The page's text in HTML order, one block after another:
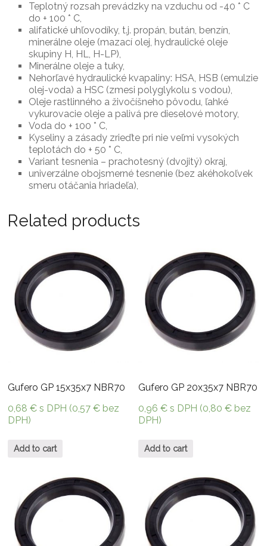
Teplotný rozsah prevádzky na vzduchu od -40 * C
do + 100 * C,
alifatické uhľovodíky, t.j. propán, bután, benzín,
minerálne oleje (mazací olej, hydraulické oleje
skupiny H, HL, H-LP),
Minerálne oleje a tuky,
Nehorľavé hydraulické kvapaliny: HSA, HSB (emulzie
olej-voda) a HSC (zmesi polyglykolu s vodou),
Oleje rastlinného a živočíšneho pôvodu, ľahké
vykurovacie oleje a palivá pre dieselové motory,
Voda do + 100 * C,
Kyseliny a zásady zrieďte pri nie veľmi vysokých
teplotách do + 50 * C,
Variant tesnenia – prachotesný (dvojitý) okraj,
univerzálne obojsmerné tesnenie (bez akéhokoľvek
smeru otáčania hriadeľa),
Related products
Gufero GP 15x35x7 NBR70
0,68€ s DPH (0,57€ bez
DPH)
Add to cart
Gufero GP 20x35x7 NBR70
0,96€ s DPH (0,80€ bez
DPH)
Add to cart